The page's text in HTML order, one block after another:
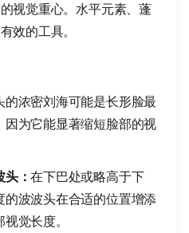
视觉重心。水平元素、蓬
效的工具。
的浓密刘海可能是长形脸最
为它能显著缩短脸部的视
头：在下巴处或略高于下
的波波头在合适的位置增添
觉长度。